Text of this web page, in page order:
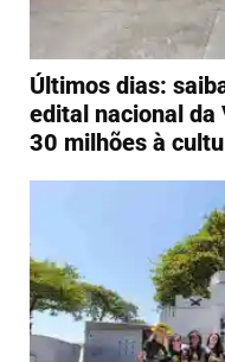
Últimos dias:
edital nacional da
30 milhões à